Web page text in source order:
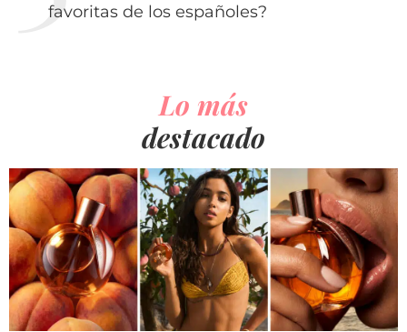
favoritas de los españoles?
Lo más
destacado